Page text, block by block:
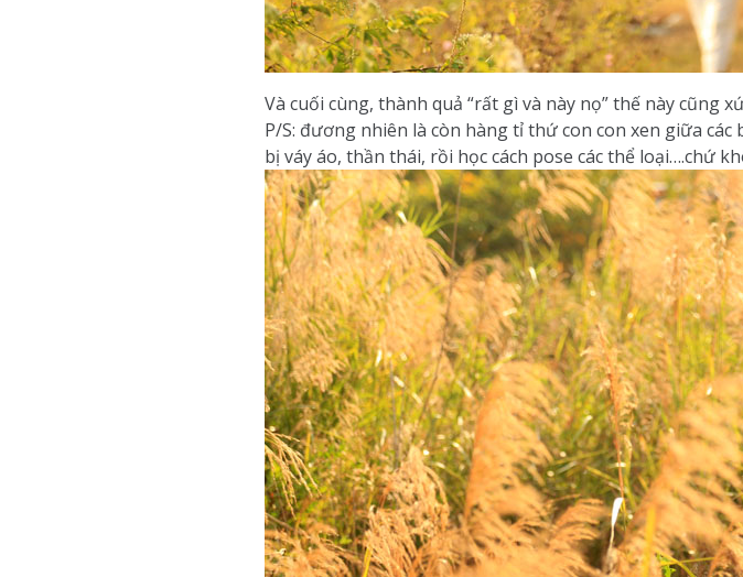
Và cuối cùng, thành quả “rất gì và này nọ” thế này cũng
P/S: đương nhiên là còn hàng tỉ thứ con con xen giữa
bị váy áo, thần thái, rồi học cách pose các thể loại….chứ